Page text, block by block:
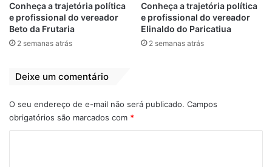
A post shared by Zé Martins (@prefeitozemartins)
95 anos de idade Almoço Brasil
Conheça a trajetória política
e profissional do vereador
Beto da Frutaria
2 semanas atrás
Conheça a trajetória política
e profissional do vereador
Elinaldo do Paricatiua
2 semanas atrás
Deixe um comentário
O seu endereço de e-mail não será publicado. Campos
obrigatórios são marcados com *